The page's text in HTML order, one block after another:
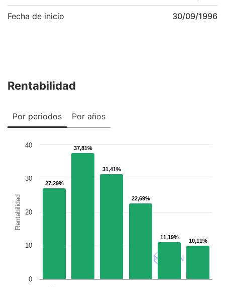
Fecha de inicio 30/09/1996
Rentabilidad
Por periodos Por años
Rentabilidad
27,29%
27,29%
37,81%
37,81%
31,41%
31,41%
22,69%
22,69%
11,19%
11,19%
10,11%
10,11%
0
10
20
30
40